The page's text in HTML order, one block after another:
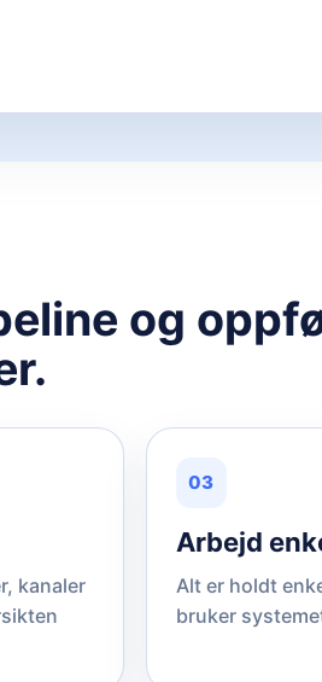
og
kanaler
03
Arbejd
Alt er holdt
bruker